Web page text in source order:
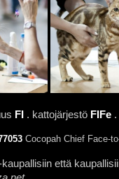
FI. kattojärjestö FIFe.
Cocopah Chief Face-
että